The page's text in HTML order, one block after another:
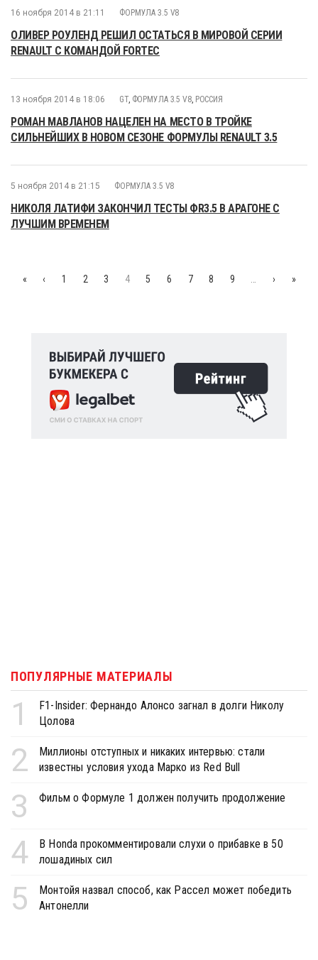
16 ноября 2014 в 21:11 ФОРМУЛА 3.5 V8
ОЛИВЕР РОУЛЕНД РЕШИЛ ОСТАТЬСЯ В МИРОВОЙ СЕРИИ
RENAULT С КОМАНДОЙ FORTEC
13 ноября 2014 в 18:06 GT, ФОРМУЛА 3.5 V8, РОССИЯ
РОМАН МАВЛАНОВ НАЦЕЛЕН НА МЕСТО В ТРОЙКЕ
СИЛЬНЕЙШИХ В НОВОМ СЕЗОНЕ ФОРМУЛЫ RENAULT 3.5
5 ноября 2014 в 21:15 ФОРМУЛА 3.5 V8
НИКОЛЯ ЛАТИФИ ЗАКОНЧИЛ ТЕСТЫ ФR3.5 В АРАГОНЕ С
ЛУЧШИМ ВРЕМЕНЕМ
« ‹ 1 2 3 4 5 6 7 8 9 › »
ПОПУЛЯРНЫЕ МАТЕРИАЛЫ
1
F1-Insider: Фернандо Алонсо загнал в долги Николу
Цолова
2
Миллионы отступных и никаких интервью: стали
известны условия ухода Марко из Red Bull
3 Фильм о Формуле 1 должен получить продолжение
4
В Honda прокомментировали слухи о прибавке в 50
лошадиных сил
5
Монтойя назвал способ, как Рассел может победить
Антонелли